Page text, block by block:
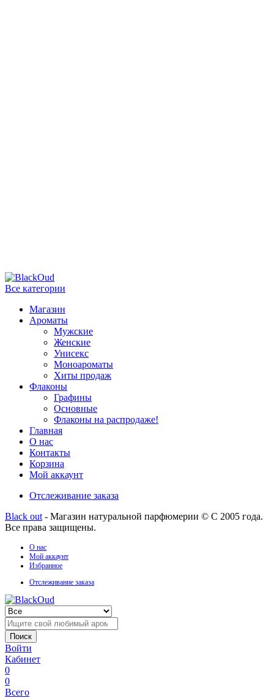
Все категории
Магазин
Ароматы
Мужские
Женские
Унисекс
Моноароматы
Хиты продаж
Флаконы
Графины
Основные
Флаконы на распродаже!
Главная
О нас
Контакты
Корзина
Мой аккаунт
Отслеживание заказа
Black out - Магазин натуральной парфюмерии © С 2005 года.
Все права защищены.
О нас
Мой аккаунт
Избранное
Отслеживание заказа
Поиск
Войти
Кабинет
0
0
Всего